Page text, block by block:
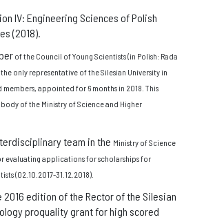
IV: Engineering Sciences of Polish
(2018).
of the Council of Young Scientists (in Polish: Rada
only representative of the Silesian University in
appointed for 6 months in 2018. This
of the Ministry of Science and Higher
team in the Ministry of Science
evaluating applications for scholarships for
(02.10.2017-31.12.2018).
2016 edition of the Rector of the Silesian
proquality grant for high scored